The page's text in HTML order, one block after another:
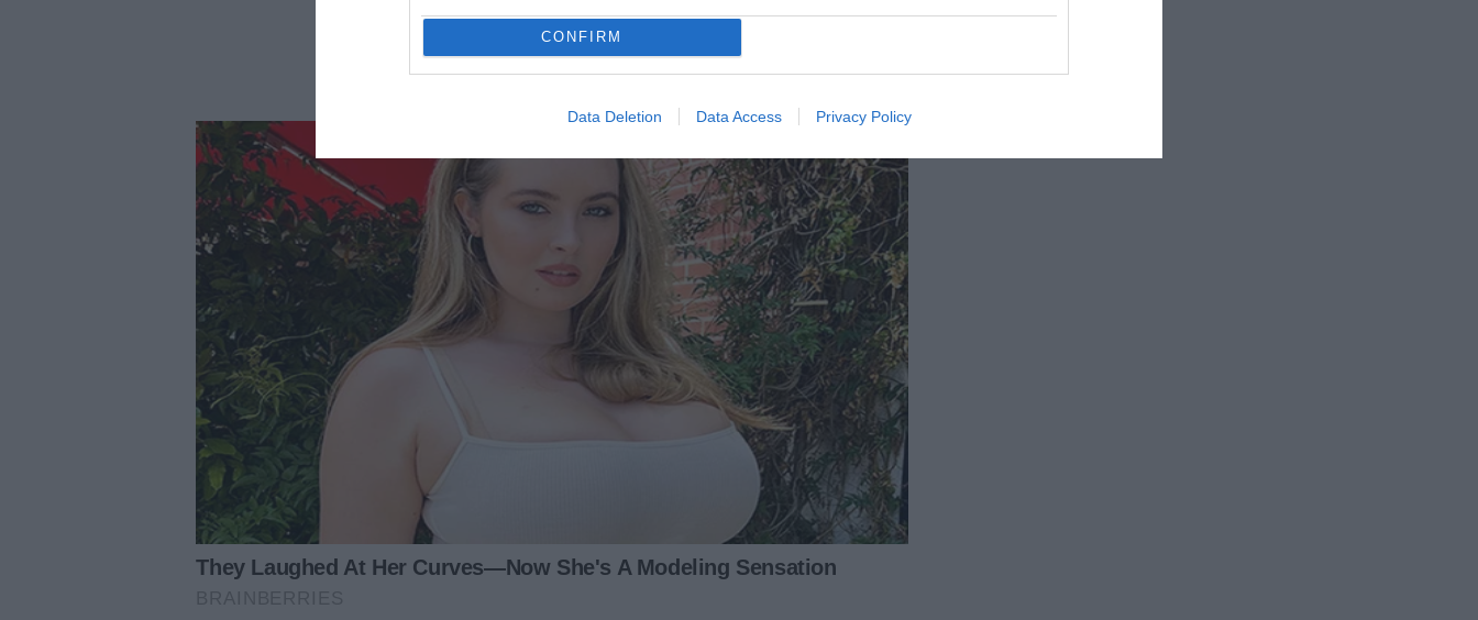
CONFIRM
Data Deletion Data Access Privacy Policy